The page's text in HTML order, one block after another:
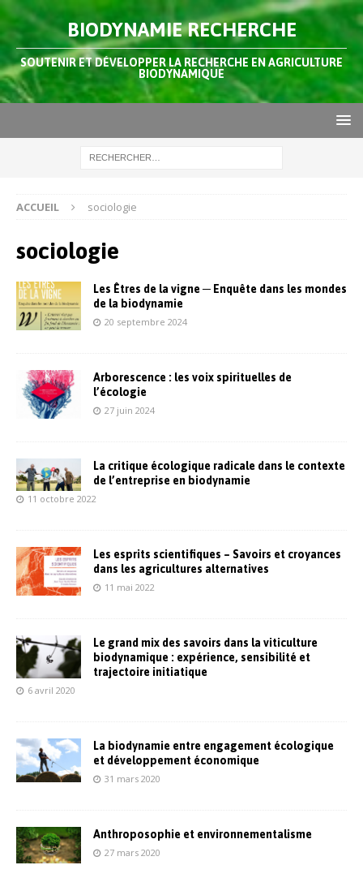
BIODYNAMIE RECHERCHE
SOUTENIR ET DÉVELOPPER LA RECHERCHE EN AGRICULTURE
BIODYNAMIQUE
ACCUEIL sociologie
sociologie
Les Êtres de la vigne ─ Enquête dans les mondes
de la biodynamie
20 septembre 2024
Arborescence : les voix spirituelles de
l’écologie
27 juin 2024
La critique écologique radicale dans le contexte
de l’entreprise en biodynamie
11 octobre 2022
Les esprits scientifiques – Savoirs et croyances
dans les agricultures alternatives
11 mai 2022
Le grand mix des savoirs dans la viticulture
biodynamique : expérience, sensibilité et
trajectoire initiatique
6 avril 2020
La biodynamie entre engagement écologique
et développement économique
31 mars 2020
Anthroposophie et environnementalisme
27 mars 2020